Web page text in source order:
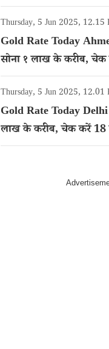
कैरेट गोल्ड का रेट
Thursday, 5 Jun 2025, 12.15
Gold Rate Today
सोना १ लाख के करीब,
गोल्ड का रेट
Thursday, 5 Jun 2025, 12.01
Gold Rate Today
लाख के करीब, चेक करें 18
का रेट